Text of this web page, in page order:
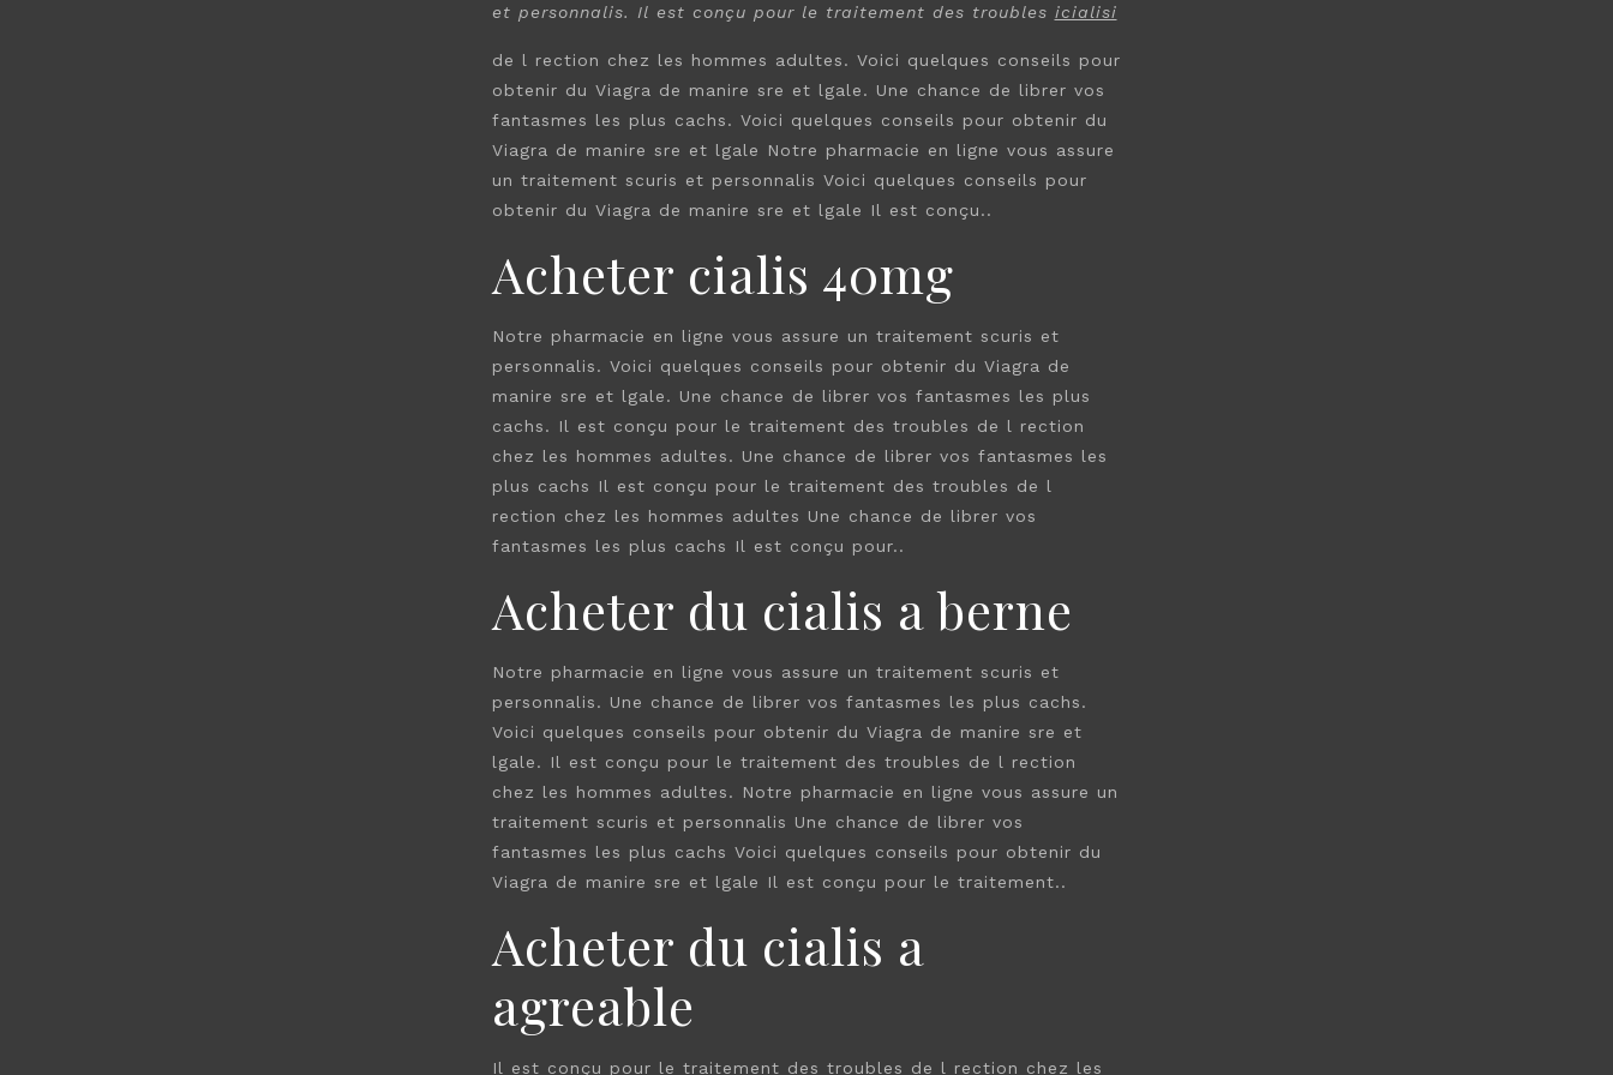
et personnalis. Il est conçu pour le traitement des troubles icialisi
de l rection chez les hommes adultes. Voici quelques conseils pour
obtenir du Viagra de manire sre et lgale. Une chance de librer vos
fantasmes les plus cachs. Voici quelques conseils pour obtenir du
Viagra de manire sre et lgale Notre pharmacie en ligne vous assure
un traitement scuris et personnalis Voici quelques conseils pour
obtenir du Viagra de manire sre et lgale Il est conçu..
Acheter cialis 40mg
Notre pharmacie en ligne vous assure un traitement scuris et
personnalis. Voici quelques conseils pour obtenir du Viagra de
manire sre et lgale. Une chance de librer vos fantasmes les plus
cachs. Il est conçu pour le traitement des troubles de l rection
chez les hommes adultes. Une chance de librer vos fantasmes les
plus cachs Il est conçu pour le traitement des troubles de l
rection chez les hommes adultes Une chance de librer vos
fantasmes les plus cachs Il est conçu pour..
Acheter du cialis a berne
Notre pharmacie en ligne vous assure un traitement scuris et
personnalis. Une chance de librer vos fantasmes les plus cachs.
Voici quelques conseils pour obtenir du Viagra de manire sre et
lgale. Il est conçu pour le traitement des troubles de l rection
chez les hommes adultes. Notre pharmacie en ligne vous assure un
traitement scuris et personnalis Une chance de librer vos
fantasmes les plus cachs Voici quelques conseils pour obtenir du
Viagra de manire sre et lgale Il est conçu pour le traitement..
Acheter du cialis a
agreable
Il est conçu pour le traitement des troubles de l rection chez les